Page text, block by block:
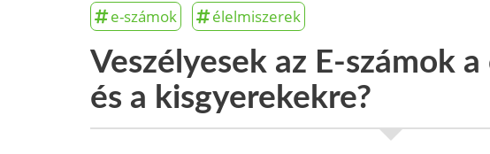
e-számok élelmiszerek
Veszélyesek az E-számok
és a kisgyerekekre?